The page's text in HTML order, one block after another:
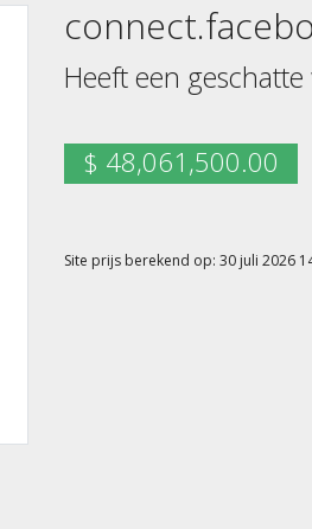
Heeft een
$ 48,061,500.00
Site prijs berekend op: 30 juli 2026